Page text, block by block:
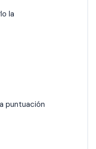
la
puntuación